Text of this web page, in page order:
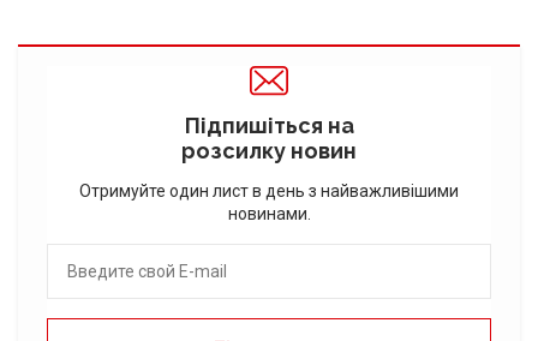
Підпишіться на
розсилку новин
Отримуйте один лист в день з найважливішими
новинами.